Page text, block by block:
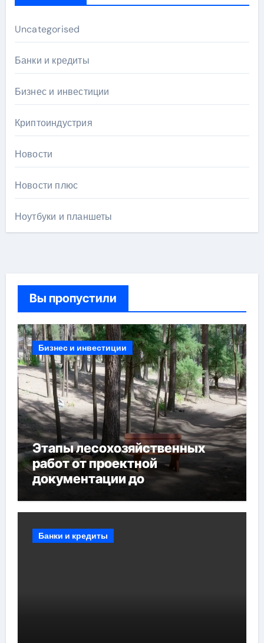
Uncategorised
Банки и кредиты
Бизнес и инвестиции
Криптоиндустрия
Новости
Новости плюс
Ноутбуки и планшеты
Вы пропустили
Бизнес и инвестиции
Этапы лесохозяйственных
работ от проектной
документации до
мероприятий и обустройства
Банки и кредиты